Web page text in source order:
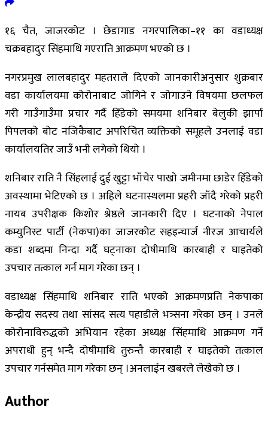
१६ चैत, जाजरकोट । छेडागाड नगरपालिका–११ का वडाध्यक्ष
चक्रबहादुर सिंहमाथि गएराति आक्रमण भएको छ ।
नगरप्रमुख लालबहादुर महतराले दिएको जानकारीअनुसार शुक्रबार
वडा कार्यालयमा कोरोनाबाट जोगिने र जोगाउने विषयमा छलफल
गरी गाउँगाउँमा प्रचार गर्दै हिँडेको समयमा शनिबार बेलुकी झार्पा
पिपलको बोट नजिकैबाट अपरिचित व्यक्तिको समूहले उनलाई वडा
कार्यालयतिर जाउँ भनी लगेको थियो ।
शनिबार राति नै सिंहलाई दुई खुट्टा भाँचेर पाखो जमीनमा छाडेर हिँडेको
अवस्थामा भेटिएको छ । अहिले घटनास्थलमा प्रहरी जाँदै गरेको प्रहरी
नायब उपरीक्षक किशोर श्रेष्ठले जानकारी दिए । घटनाको नेपाल
कम्युनिस्ट पार्टी (नेकपा)का जाजरकोट सहइन्चार्ज नीरज आचार्यले
कडा शब्दमा निन्दा गर्दै घट्नाका दोषीमाथि कारबाही र घाइतेको
उपचार तत्काल गर्न माग गरेका छन् ।
वडाध्यक्ष सिंहमाथि शनिबार राति भएको आक्रमणप्रति नेकपाका
केन्द्रीय सदस्य तथा सांसद सत्य पहाडीले भत्र्सना गरेका छन् । उनले
कोरोनाविरुद्धको अभियान रहेका अध्यक्ष सिंहमाथि आक्रमण गर्ने
अपराधी हुन् भन्दै दोषीमाथि तुरुन्तै कारबाही र घाइतेको तत्काल
उपचार गर्नसमेत माग गरेका छन् ।अनलाईन खबरले लेखेको छ ।
Author